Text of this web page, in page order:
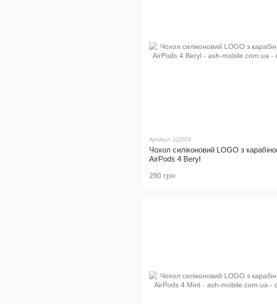
Артикул: 222929
Чохол силіконовий LOGO з
AirPods 4 Beryl
290 грн